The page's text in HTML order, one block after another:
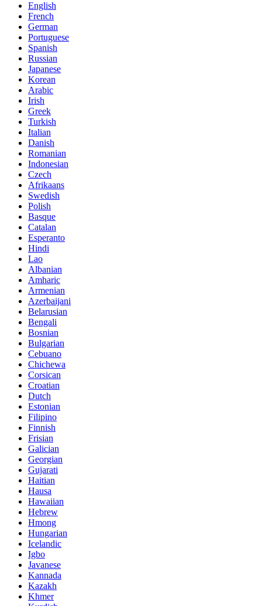
English
French
German
Portuguese
Spanish
Russian
Japanese
Korean
Arabic
Irish
Greek
Turkish
Italian
Danish
Romanian
Indonesian
Czech
Afrikaans
Swedish
Polish
Basque
Catalan
Esperanto
Hindi
Lao
Albanian
Amharic
Armenian
Azerbaijani
Belarusian
Bengali
Bosnian
Bulgarian
Cebuano
Chichewa
Corsican
Croatian
Dutch
Estonian
Filipino
Finnish
Frisian
Galician
Georgian
Gujarati
Haitian
Hausa
Hawaiian
Hebrew
Hmong
Hungarian
Icelandic
Igbo
Javanese
Kannada
Kazakh
Khmer